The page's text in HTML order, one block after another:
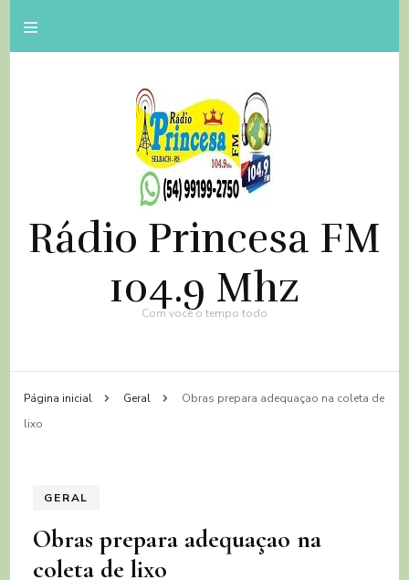
Rádio Princesa FM
104.9 Mhz
Com você o tempo todo
Página inicial Geral
Obras prepara adequaçao na coleta de
lixo
GERAL
Obras prepara adequaçao na
coleta de lixo